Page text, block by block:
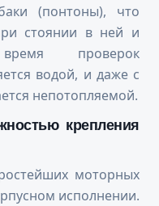
(понтоны), что
стоянии в ней и
проверок
водой, и даже с
непотопляемой.
крепления
моторных
исполнении.